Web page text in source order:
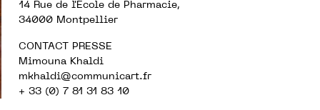
14 Rue de l'École de Pharmacie,
34000 Montpellier
CONTACT PRESSE
Mimouna Khaldi
mkhaldi@communicart.fr
+ 33 (0) 7 81 31 83 10